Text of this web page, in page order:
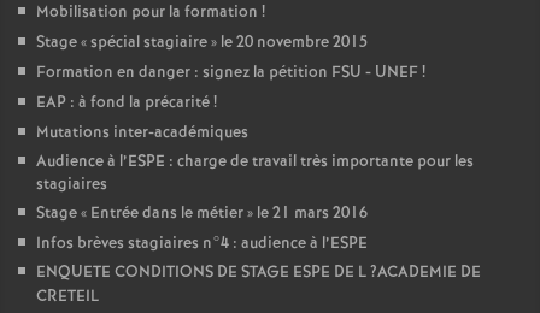
Mobilisation pour la formation !
Stage «spécial stagiaire» le 20 novembre 2015
Formation en danger : signez la pétition FSU - UNEF!
EAP : à fond la précarité!
Mutations inter-académiques
Audience à l’ESPE : charge de travail très importante pour les
stagiaires
Stage « Entrée dans le métier» le 21 mars 2016
Infos brèves stagiaires n°4 : audience à l’ESPE
ENQUETE CONDITIONS DE STAGE ESPE DE L?ACADEMIE DE
CRETEIL